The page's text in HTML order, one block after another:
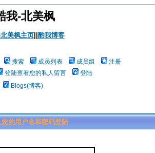
我-北美枫
美枫主页|| 酷我博客
搜索 成员列表 成员组
注册
登陆查看您的私人留言
登陆
Blogs(博客)
的用户名和密码登陆